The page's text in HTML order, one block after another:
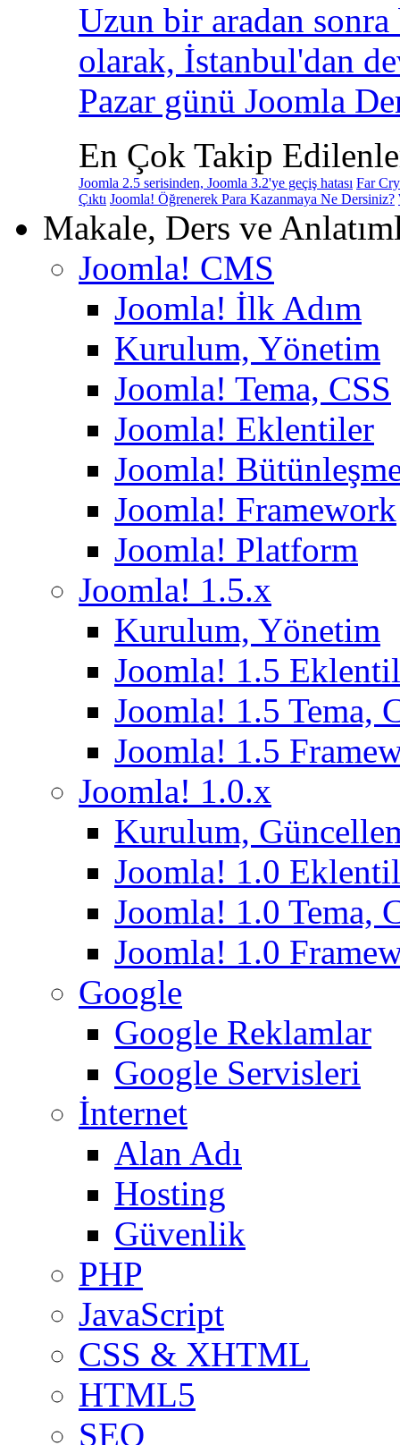
Uzun bir aradan
olarak, İstanbul'dan
Pazar günü Joomla
En Çok Takip
Joomla 2.5 serisinden, Joomla 3.2'ye geçiş hatası Far
Çıktı Joomla! Öğrenerek Para Kazanmaya Ne Dersiniz?
Makale, Ders ve
Joomla! CMS
Joomla! İlk Adım
Kurulum, Yönetim
Joomla! Tema, CSS
Joomla! Eklentiler
Joomla!
Joomla! Framework
Joomla! Platform
Joomla! 1.5.x
Kurulum, Yönetim
Joomla! 1.5
Joomla! 1.5 Tema,
Joomla! 1.5
Joomla! 1.0.x
Kurulum,
Joomla! 1.0
Joomla! 1.0 Tema,
Joomla! 1.0
Google
Google Reklamlar
Google Servisleri
İnternet
Alan Adı
Hosting
Güvenlik
PHP
JavaScript
CSS & XHTML
HTML5
SEO